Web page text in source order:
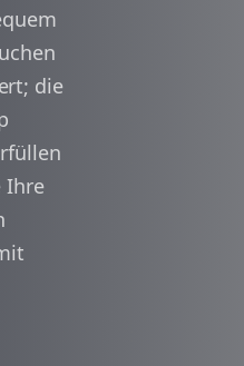
arrow_forward
die
Ihre